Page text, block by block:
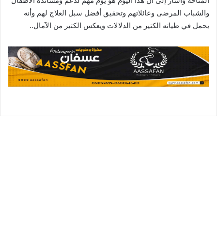
والشباب المرضى وعائلاتهم وتحقيق أفضل سبل العلاج لهم وأنه
يحمل في طياته الكثير من الدلالات ويعكس الكثير من الآمال..